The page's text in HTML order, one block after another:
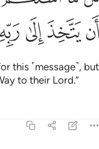
ﱐﱑﱒ
this ˹message˺, but
to their Lord.”